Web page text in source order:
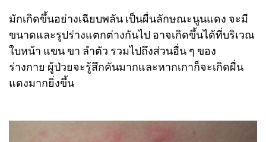
มักเกิดขึ้นอย่างเฉียบพลัน เป็นผื่นลักษณะนูนแดง จะมี
ขนาดและรูปร่างแตกต่างกันไป อาจเกิดขึ้นได้ที่บริเวณ
ใบหน้า แขน ขา ลำตัว รวมไปถึงส่วนอื่น ๆ ของ
ร่างกาย ผู้ป่วยจะรู้สึกคันมากและหากเกาก็จะเกิดผื่น
แดงมากยิ่งขึ้น